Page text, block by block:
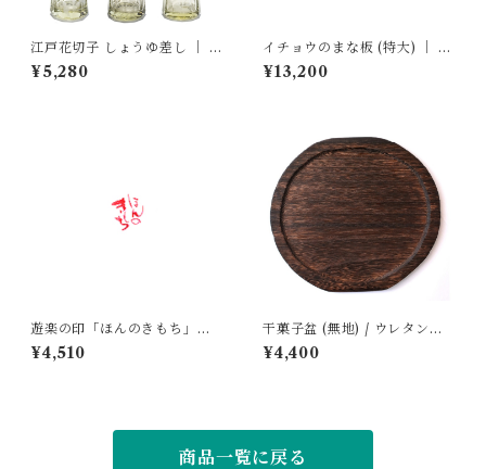
江戸花切子 しょうゆ差し ｜ 廣
田硝子
¥5,280
イチョウのまな板 (特大) ｜ 双
葉商店
¥13,200
遊楽の印「ほんのきもち」｜
工房 蓮
¥4,510
干菓子盆 (無地) / ウレタン仕
上げ ｜ 岩本清商店
¥4,400
商品一覧に戻る